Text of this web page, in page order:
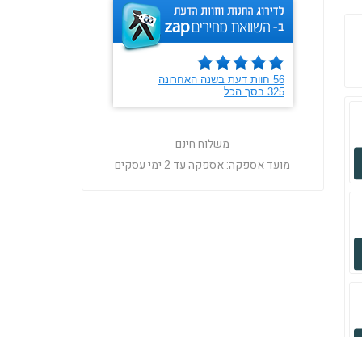
משלוח חינם
מועד אספקה:אספקה עד 2 ימי עסקים